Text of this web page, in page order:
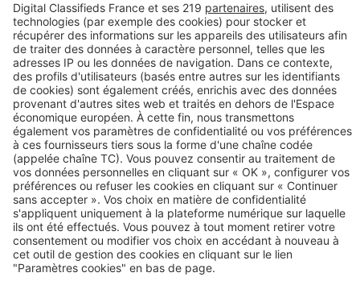
Image
Maîtriser votre projet
Combien coûte la construction
d’une maison de 150 m² ?
Image
Maîtriser votre projet
Aménagements extérieurs : quand
demander un permis de construire ?
Image
Maîtriser votre projet
À quoi sert un contrôleur technique